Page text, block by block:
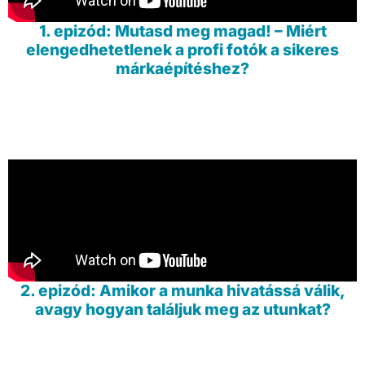
1. epizód: Mutasd meg magad! – Miért
elengedhetetlenek a profi fotók a sikeres
márkaépítéshez?
2. epizód: Amikor a munka hivatássá válik,
avagy hogyan találjuk meg az utunkat?